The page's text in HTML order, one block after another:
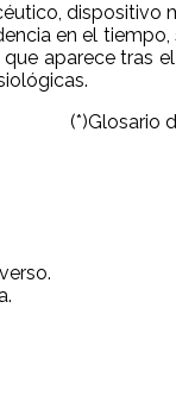
en el
aparece tras
(*)Glosario